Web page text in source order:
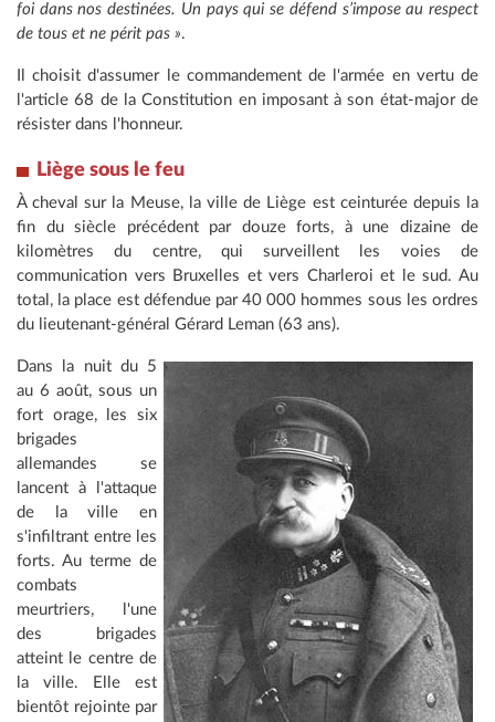
foi dans nos destinées. Un pays qui se défend s’impose au respect
de tous et ne périt pas ».
Il choisit d'assumer le commandement de l'armée en vertu de
l'article 68 de la Constitution en imposant à son état-major de
résister dans l'honneur.
Liège sous le feu
À cheval sur la Meuse, la ville de Liège est ceinturée depuis la
fin du siècle précédent par douze forts, à une dizaine de
kilomètres du centre, qui surveillent les voies de
communication vers Bruxelles et vers Charleroi et le sud. Au
total, la place est défendue par 40 000 hommes sous les ordres
du lieutenant-général Gérard Leman (63 ans).
Dans la nuit du 5
au 6 août, sous un
fort orage, les six
brigades
allemandes se
lancent à l'attaque
de la ville en
s'infiltrant entre les
forts. Au terme de
combats
meurtriers, l'une
des brigades
atteint le centre de
la ville. Elle est
bientôt rejointe par